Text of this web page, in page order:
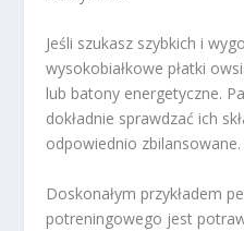
Jeśli szukasz szybkich i
wysokobiałkowe płatki
lub batony energetyczne.
dokładnie sprawdzać ich
odpowiednio zbilansowane.
Doskonałym przykładem
potreningowego jest